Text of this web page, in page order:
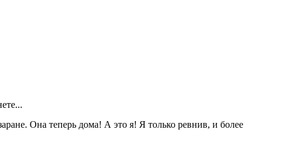
Она теперь дома! А это я! Я только ревнив, и более